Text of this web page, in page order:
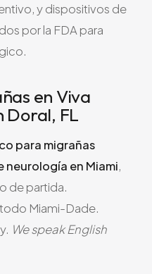
y dispositivos de
por la FDA para
en Viva
Doral, FL
para migrañas
neurología en Miami,
de partida.
Miami-Dade.
We speak English